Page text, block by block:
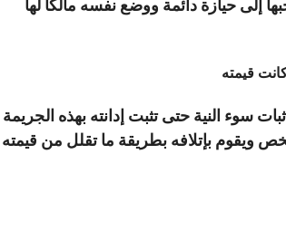
إلى حيازة دائمة ووضع نفسه مالكا لها
قيمته
سوء النية حتى تثبت إدانته بهذه الجريمة
ويقوم بإتلافه بطريقة ما تقلل من قيمته